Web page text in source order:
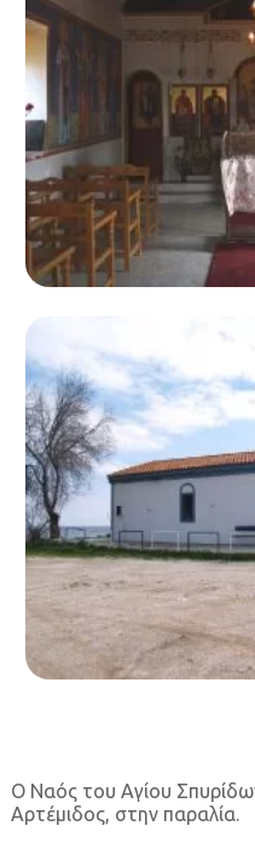
Ο Ναός του Αγίου
Αρτέμιδος, στην παραλία.